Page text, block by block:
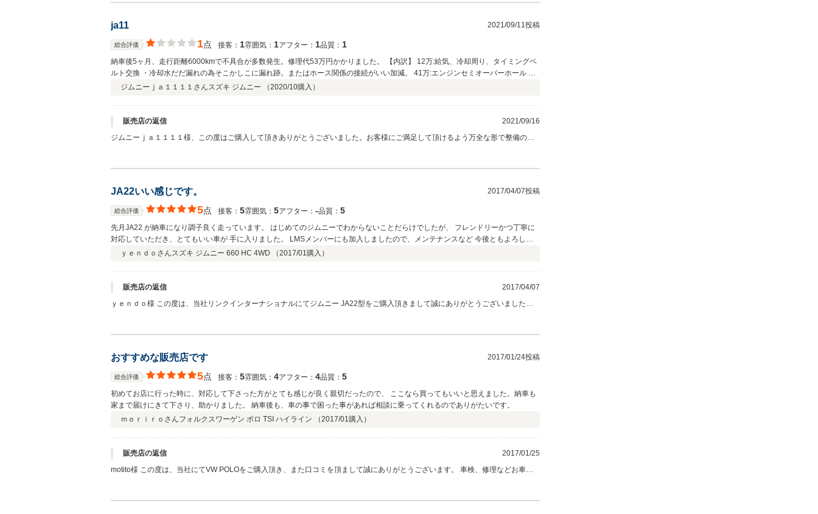
ja11 2021/09/11投稿
総合評価 1点 接客： 1雰囲気： 1アフター： 1品質： 1
納車後5ヶ月、走行距離6000kmで不具合が多数発生。修理代53万円かかりました。 【内訳】 12万:給気、冷却周り、タイミングベ
ルト交換 ・冷却水だだ漏れの為そこかしこに漏れ跡。またはホース関係の接続がいい加減。 41万:エンジンセミオーバーホール ・
エンジンオイルの警告灯ついたり消えたりの症状改善の為、スラッジまみれのエンジンを分解、スラッジ除去、シリンダーヘッド
アを引き上げ過ぎないと(修理屋さん曰く)かからない ・ギアオイルが減っている まだ費用は掛かりそうです。 ちなみにこのジムニ
ーは90万で買いました。5ヶ月しか乗れない車を90万で買った私が悪いのか、販売した方が悪いのか… この販売店に直接修理の話
ってしまい、結局半年で手放したという話を聞いたからです。 私の件も含め、同販売店にはきちんとした技術も、誠実さもないと
ジムニーｊａ１１１１さんスズキ ジムニー （2020/10購入）
販売店の返信
2021/09/16
ジムニーｊａ１１１１様、この度はご購入して頂きありがとうございました。お客様にご満足して頂けるよう万全な形で整備の方
JA22いい感じです。 2017/04/07投稿
総合評価 5点 接客： 5雰囲気： 5アフター： ‐品質： 5
先月JA22 が納車になり調子良く走っています。 はじめてのジムニーでわからないことだらけでしたが、 フレンドリーかつ丁寧に
対応していただき、とてもいい車が 手に入りました。 LMSメンバーにも加入しましたので、メンテナンスなど 今後ともよろしく
お願いいたします。
ｙｅｎｄｏさんスズキ ジムニー 660 HC 4WD （2017/01購入）
販売店の返信
2017/04/07
ｙｅｎｄｏ様 この度は、当社リンクインターナショナルにてジムニー JA22型をご購入頂きまして誠にありがとうございました。
おすすめな販売店です 2017/01/24投稿
総合評価 5点 接客： 5雰囲気： 4アフター： 4品質： 5
初めてお店に行った時に、対応して下さった方がとても感じが良く親切だったので、 ここなら買ってもいいと思えました。納車も
家まで届けにきて下さり、助かりました。 納車後も、車の事で困った事があれば相談に乗ってくれるのでありがたいです。
ｍｏｒｉｒｏさんフォルクスワーゲン ポロ TSI ハイライン （2017/01購入）
販売店の返信
2017/01/25
motito様 この度は、当社にてVW POLOをご購入頂き、また口コミを頂まして誠にありがとうございます。 車検、修理などお車の